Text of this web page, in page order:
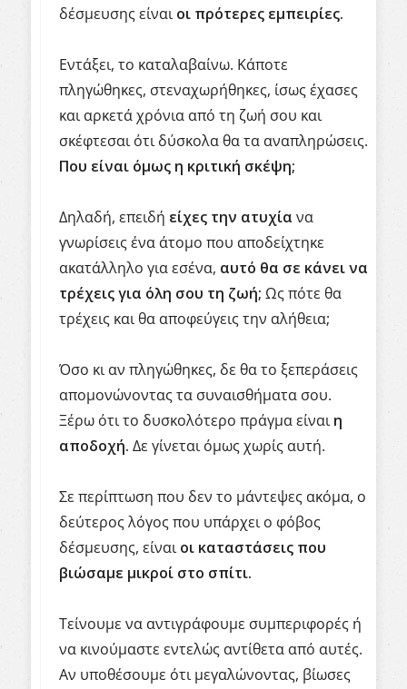
δέσμευσης είναιοι πρότερες εμπειρίες.
Εντάξει, το καταλαβαίνω. Κάποτε
πληγώθηκες, στεναχωρήθηκες, ίσως έχασες
και αρκετά χρόνια από τη ζωή σου και
σκέφτεσαι ότι δύσκολα θα τα αναπληρώσεις.
Που είναι όμως η κριτική σκέψη;
Δηλαδή, επειδή είχες την ατυχία να
γνωρίσεις ένα άτομο που αποδείχτηκε
ακατάλληλο για εσένα, αυτό θα σε κάνει να
τρέχεις για όλη σου τη ζωή; Ως πότε θα
τρέχεις και θα αποφεύγεις την αλήθεια;
Όσο κι αν πληγώθηκες, δε θα το ξεπεράσεις
απομονώνοντας τα συναισθήματα σου.
Ξέρω ότι το δυσκολότερο πράγμα είναιη
αποδοχή. Δε γίνεται όμως χωρίς αυτή.
Σε περίπτωση που δεν το μάντεψες ακόμα, ο
δεύτερος λόγος που υπάρχει ο φόβος
δέσμευσης, είναιοι καταστάσεις που
βιώσαμε μικροί στο σπίτι.
Τείνουμε να αντιγράφουμε συμπεριφορές ή
να κινούμαστε εντελώς αντίθετα από αυτές.
Αν υποθέσουμε ότι μεγαλώνοντας, βίωσες